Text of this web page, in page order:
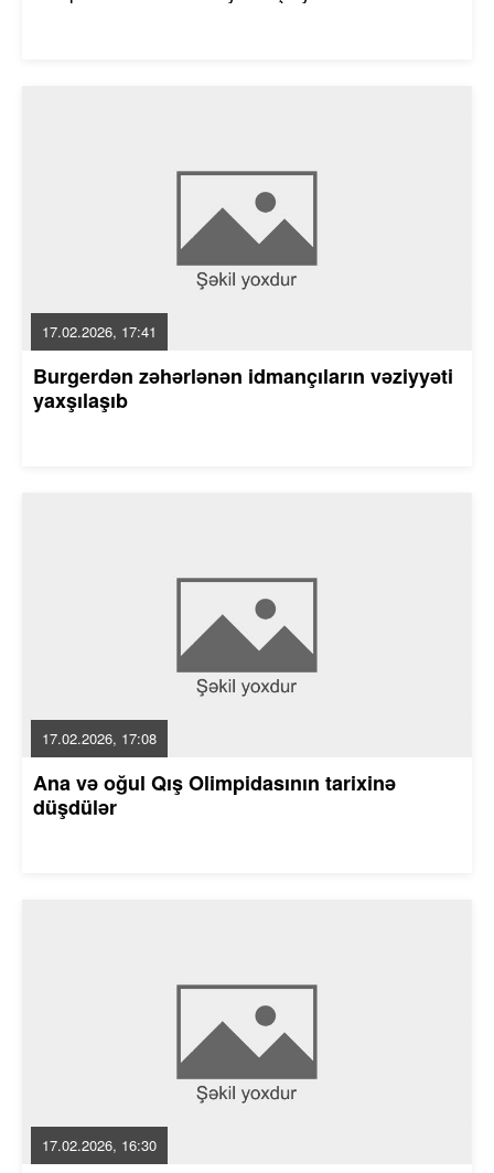
17.02.2026, 17:41
Burgerdən zəhərlənən idmançıların vəziyyəti
yaxşılaşıb
17.02.2026, 17:08
Ana və oğul Qış Olimpidasının tarixinə
düşdülər
17.02.2026, 16:30